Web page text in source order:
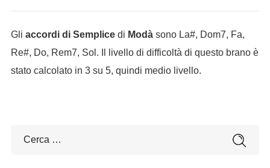
Gli accordi di Semplice di Modàsono La#, Dom7, Fa,
Re#, Do, Rem7, Sol. Il livello di difficoltà di questo brano è
stato calcolato in 3 su 5, quindi medio livello.